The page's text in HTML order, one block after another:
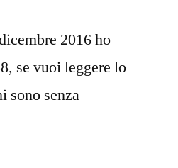
2016 ho
se vuoi leggere lo
sono senza